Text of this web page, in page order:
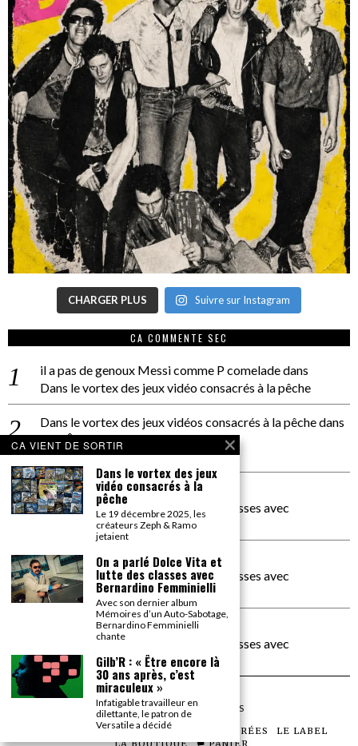
CHARGER PLUS Suivre sur Instagram
CA COMMENTE SEC
il a pas de genoux Messi comme P comeladedans
Dans le vortex des jeux vidéo consacrés à la pêche
Dans le vortex des jeux vidéos consacrés à la pêchedans
PACÔME THIELLEMENT
La séance d’Hip Gnose
La Patrie
dans
On a parlé Dolce Vita et lutte des classes avec
Bernardino Femminielli
carte noire negra à l'o tiededans
On a parlé Dolce Vita et lutte des classes avec
Bernardino Femminielli
moise et son mascarédans
On a parlé Dolce Vita et lutte des classes avec
Bernardino Femminielli
©2026TOUS DROITS RÉSERVÉS
LES ARTICLES LE MAGAZINE LES SOIRÉES
LE LABEL
LA BOUTIQUE
PANIER
CA VIENT DE SORTIR
Dans le vortex des jeux
vidéo consacrés à la
pêche
Le 19 décembre 2025, les
créateurs Zeph & Ramo
jetaient
On a parlé Dolce Vita et
lutte des classes avec
Bernardino Femminielli
Avec son dernier album
Mémoires d’un Auto-Sabotage,
Bernardino Femminielli
chante
Gilb’R : « Être encore là
30 ans après, c’est
miraculeux »
Infatigable travailleur en
dilettante, le patron de
Versatile a décidé